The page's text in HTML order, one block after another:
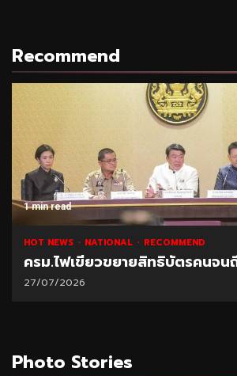
Recommend
1 min read
HOT NEWS NATIONAL RECOMMEND
ครม.ไฟเขียวขยายสิทธิบัตรคนจ
27/07/2026
Photo Stories